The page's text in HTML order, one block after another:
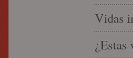
Vidas
¿Estas